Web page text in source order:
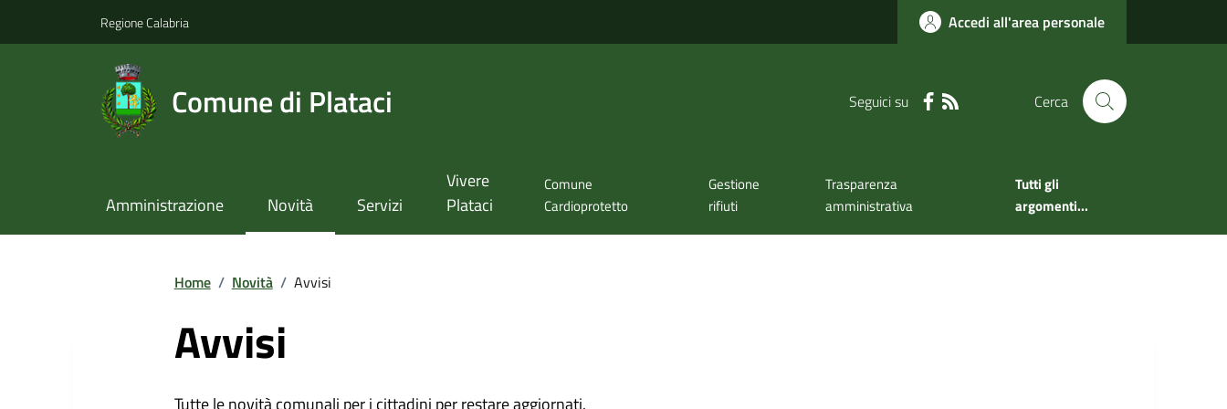
Regione Calabria Accedi all'area personale
Comune di Plataci Seguici su Cerca
Amministrazione Novità Servizi
Vivere
Plataci
Comune
Cardioprotetto
Gestione
rifiuti
Trasparenza
amministrativa
Tutti gli
argomenti...
Home / Novità / Avvisi
Avvisi
Tutte le novità comunali per i cittadini per restare aggiornati.